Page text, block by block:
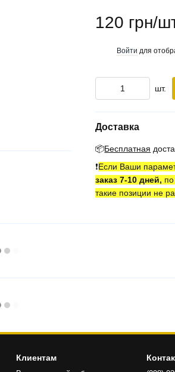
120 грн/
Войти для
шт.
Доставка
📦Бесплатная
❗️Если Ваши
заказ 7-10 дней,
такие позиции не
Клиентам